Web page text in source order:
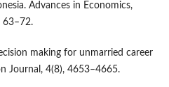
Advances in Economics,
63–72.
making for unmarried career
Journal, 4(8), 4653–4665.